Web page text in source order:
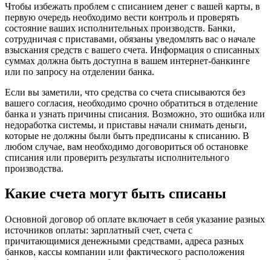
Чтобы избежать проблем с списанием денег с вашей карты, в
первую очередь необходимо вести контроль и проверять
состояние ваших исполнительных производств. Банки,
сотрудничая с приставами, обязаны уведомлять вас о начале
взыскания средств с вашего счета. Информация о списанных
суммах должна быть доступна в вашем интернет-банкинге
или по запросу на отделении банка.
Если вы заметили, что средства со счета списываются без
вашего согласия, необходимо срочно обратиться в отделение
банка и узнать причины списания. Возможно, это ошибка или
недоработка системы, и приставы начали снимать деньги,
которые не должны были быть предписаны к списанию. В
любом случае, вам необходимо договориться об остановке
списания или проверить результаты исполнительного
производства.
Какие счета могут быть списаны
Основной договор об оплате включает в себя указание разных
источников оплаты: зарплатный счет, счета с
причитающимися денежными средствами, адреса разных
банков, кассы компании или фактического расположения